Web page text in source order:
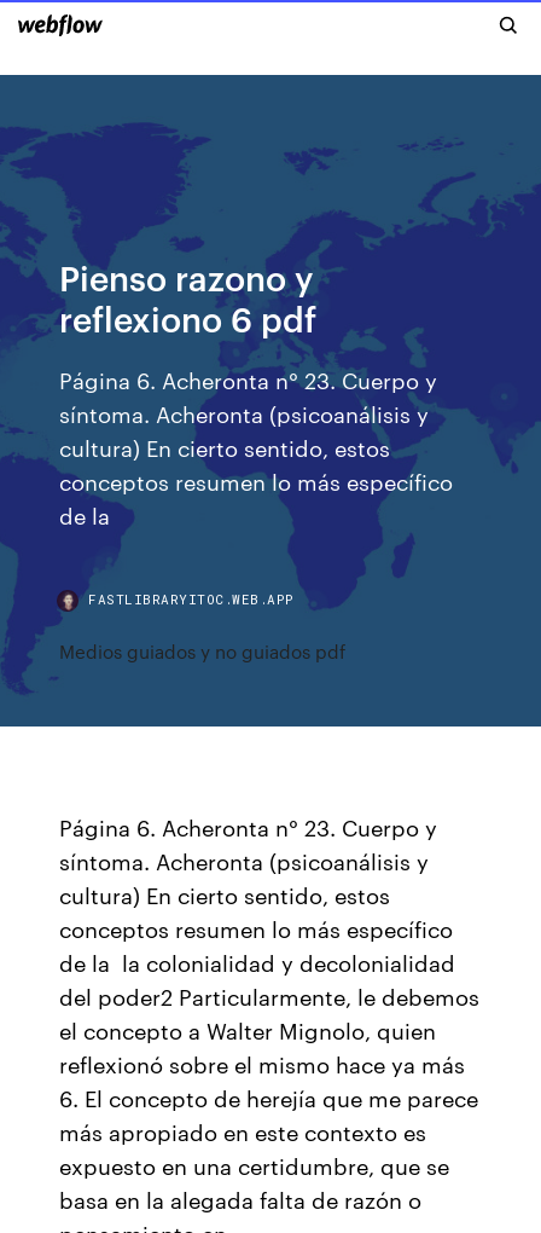
Pienso razono y
reflexiono 6 pdf
Página 6. Acheronta n° 23. Cuerpo y
síntoma. Acheronta (psicoanálisis y
cultura) En cierto sentido, estos
conceptos resumen lo más específico
de la
FASTLIBRARYITOC.WEB.APP
Medios guiados y no guiados pdf
Página 6. Acheronta n° 23. Cuerpo y
síntoma. Acheronta (psicoanálisis y
cultura) En cierto sentido, estos
conceptos resumen lo más específico
de la la colonialidad y decolonialidad
del poder2 Particularmente, le debemos
el concepto a Walter Mignolo, quien
reflexionó sobre el mismo hace ya más
6. El concepto de herejía que me parece
más apropiado en este contexto es
expuesto en una certidumbre, que se
basa en la alegada falta de razón o